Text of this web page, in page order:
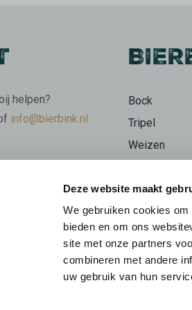
Deze website maakt
We gebruiken cookies
bieden en om ons
site met onze partners
combineren met andere
uw gebruik van hun
helpen?
info@bierbink.nl
Bock
Tripel
Weizen
Stout
Limburgse
Beer Geeks